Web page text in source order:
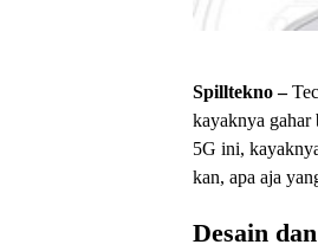
Spilltekno –
kayaknya
5G ini,
kan, apa aja
Desain